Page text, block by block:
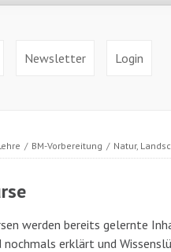
Newsletter Login
/ BM-Vorbereitung / Natur,
werden bereits gelernte
erklärt und